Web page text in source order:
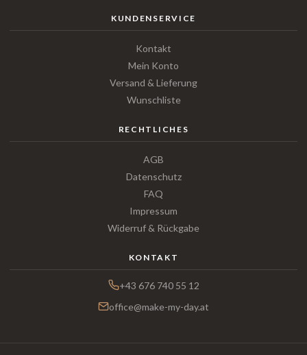
KUNDENSERVICE
Kontakt
Mein Konto
Versand & Lieferung
Wunschliste
RECHTLICHES
AGB
Datenschutz
FAQ
Impressum
Widerruf & Rückgabe
KONTAKT
+43 676 740 55 12
office@make-my-day.at